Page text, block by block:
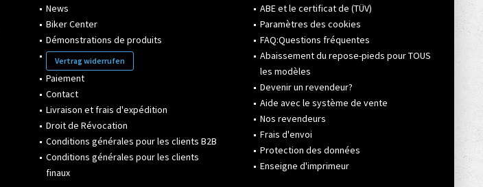
News
Biker Center
Démonstrations de produits
Vertrag widerrufen
Paiement
Contact
Livraison et frais d'expédition
Droit de Révocation
Conditions générales pour les clients B2B
Conditions générales pour les clients
finaux
ABE et le certificat de (TÜV)
Paramètres des cookies
FAQ:Questions fréquentes
Abaissement du repose-pieds pour TOUS
les modèles
Devenir un revendeur?
Aide avec le système de vente
Nos revendeurs
Frais d'envoi
Protection des données
Enseigne d'imprimeur